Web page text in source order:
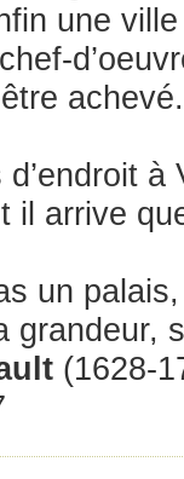
une
être
d’endroit
il arrive
un
grandeur,
(1628-